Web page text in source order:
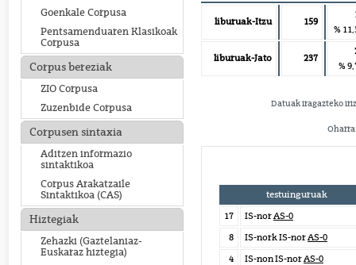
Goenkale Corpusa
Pentsamenduaren Klasikoak
Corpusa
Corpus bereziak
ZIO Corpusa
Zuzenbide Corpusa
Corpusen sintaxia
Aditzen informazio
sintaktikoa
Corpus Arakatzaile
Sintaktikoa (CAS)
Hiztegiak
Zehazki (Gaztelaniaz-
Euskaraz hiztegia)
liburuak-Itzu 159
%
liburuak-Jato 237
%
Datuak iragazteko
testuinguruak
17
IS-norAS-0
8
IS-nork IS-norAS-0
4
IS-non IS-norAS-0